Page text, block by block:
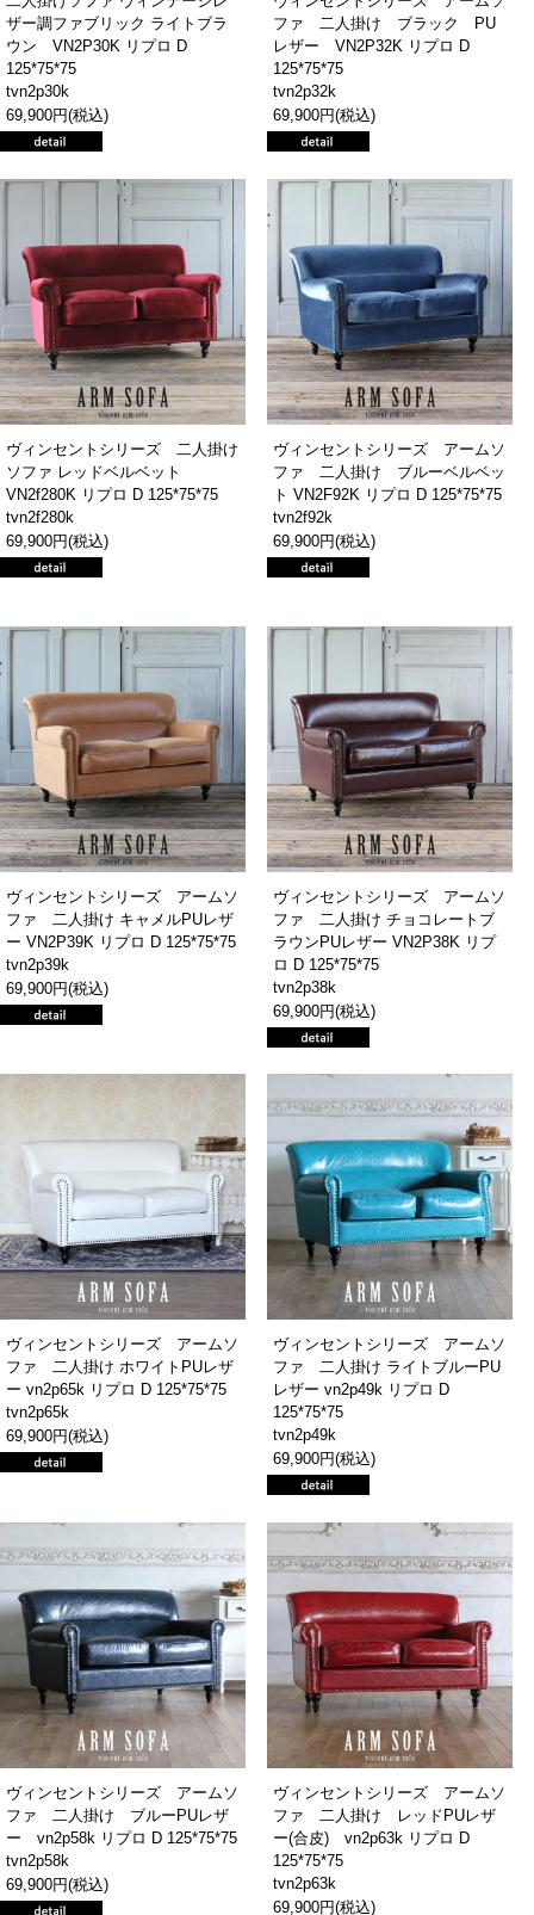
ザー調ファブリック ライトブラ
ウン VN2P30K リプロ D
125*75*75
tvn2p30k
69,900円(税込)
ファ 二人掛け ブラック PU
レザー VN2P32K リプロ D
125*75*75
tvn2p32k
69,900円(税込)
ヴィンセントシリーズ 二人掛け
ソファ レッドベルベット
VN2f280K リプロ D 125*75*75
tvn2f280k
69,900円(税込)
ヴィンセントシリーズ アームソ
ファ 二人掛け ブルーベルベッ
ト VN2F92K リプロ D 125*75*75
tvn2f92k
69,900円(税込)
ヴィンセントシリーズ アームソ
ファ 二人掛け キャメルPUレザ
ー VN2P39K リプロ D 125*75*75
tvn2p39k
69,900円(税込)
ヴィンセントシリーズ アームソ
ファ 二人掛け チョコレートブ
ラウンPUレザー VN2P38K リプ
ロ D 125*75*75
tvn2p38k
69,900円(税込)
ヴィンセントシリーズ アームソ
ファ 二人掛け ホワイトPUレザ
ー vn2p65k リプロ D 125*75*75
tvn2p65k
69,900円(税込)
ヴィンセントシリーズ アームソ
ファ 二人掛け ライトブルーPU
レザー vn2p49k リプロ D
125*75*75
tvn2p49k
69,900円(税込)
ヴィンセントシリーズ アームソ
ファ 二人掛け ブルーPUレザ
ー vn2p58k リプロ D 125*75*75
tvn2p58k
69,900円(税込)
ヴィンセントシリーズ アームソ
ファ 二人掛け レッドPUレザ
ー(合皮) vn2p63k リプロ D
125*75*75
tvn2p63k
69,900円(税込)